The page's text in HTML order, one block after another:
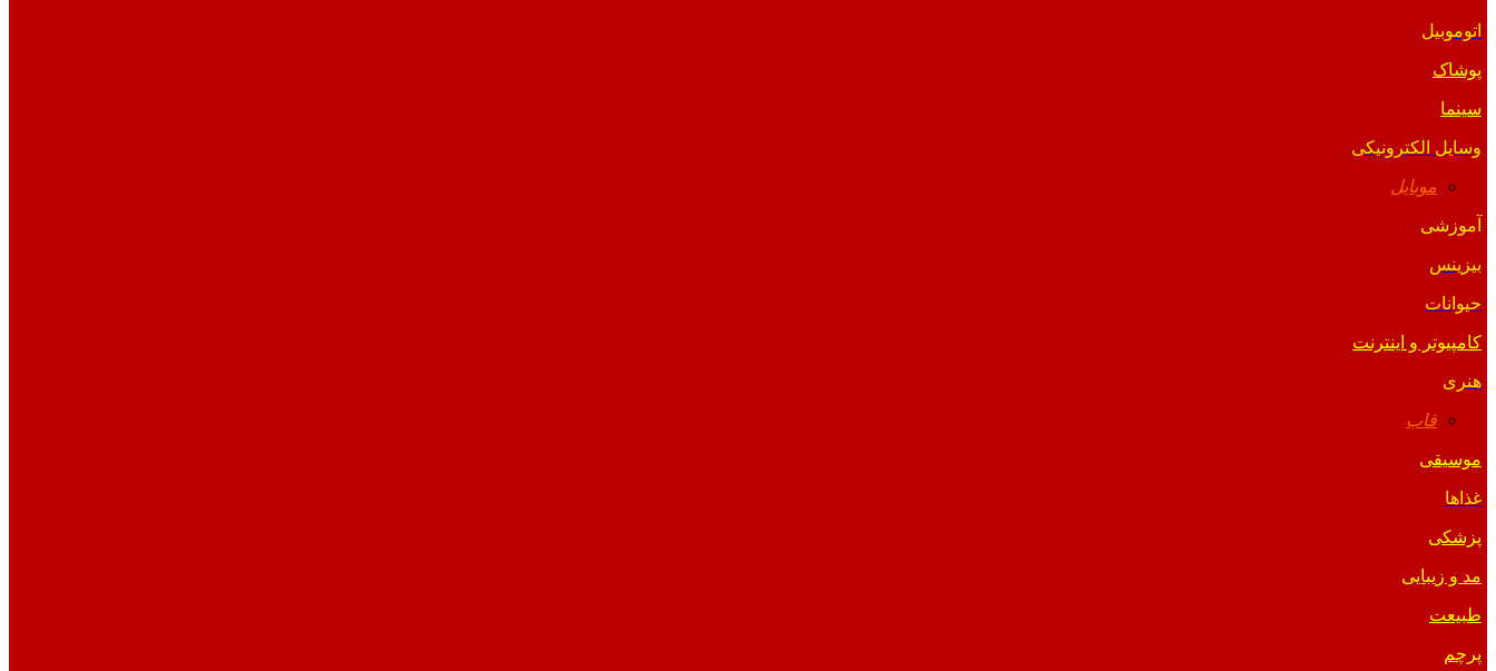
اتوموبیل
پوشاک
سینما
وسایل الکترونیکی
موبایل
آموزشی
بیزینس
حیوانات
کامپیوتر و اینترنت
هنری
قاب
موسیقی
غذاها
پزشکی
مد و زیبایی
طبیعت
پرچم